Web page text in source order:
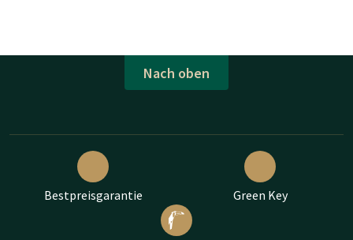
Nach oben
Bestpreisgarantie Green Key